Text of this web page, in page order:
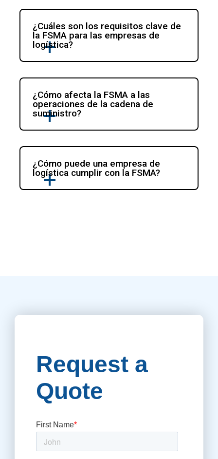
¿Cuáles son los requisitos clave de
la FSMA para las empresas de
logística?
¿Cómo afecta la FSMA a las
operaciones de la cadena de
suministro?
¿Cómo puede una empresa de
logística cumplir con la FSMA?